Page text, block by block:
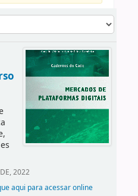
2022
aqui para acessar online